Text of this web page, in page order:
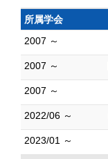
所属学会
2007 ～
2007 ～
2007 ～
2022/06 ～
2023/01 ～